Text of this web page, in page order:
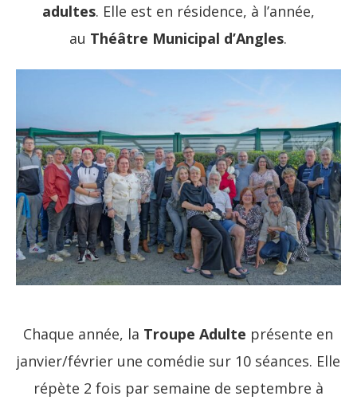
adultes. Elle est en résidence, à l’année,
au Théâtre Municipal d’Angles.
Chaque année, la Troupe Adulte présente en
janvier/février une comédie sur 10 séances. Elle
répète 2 fois par semaine de septembre à